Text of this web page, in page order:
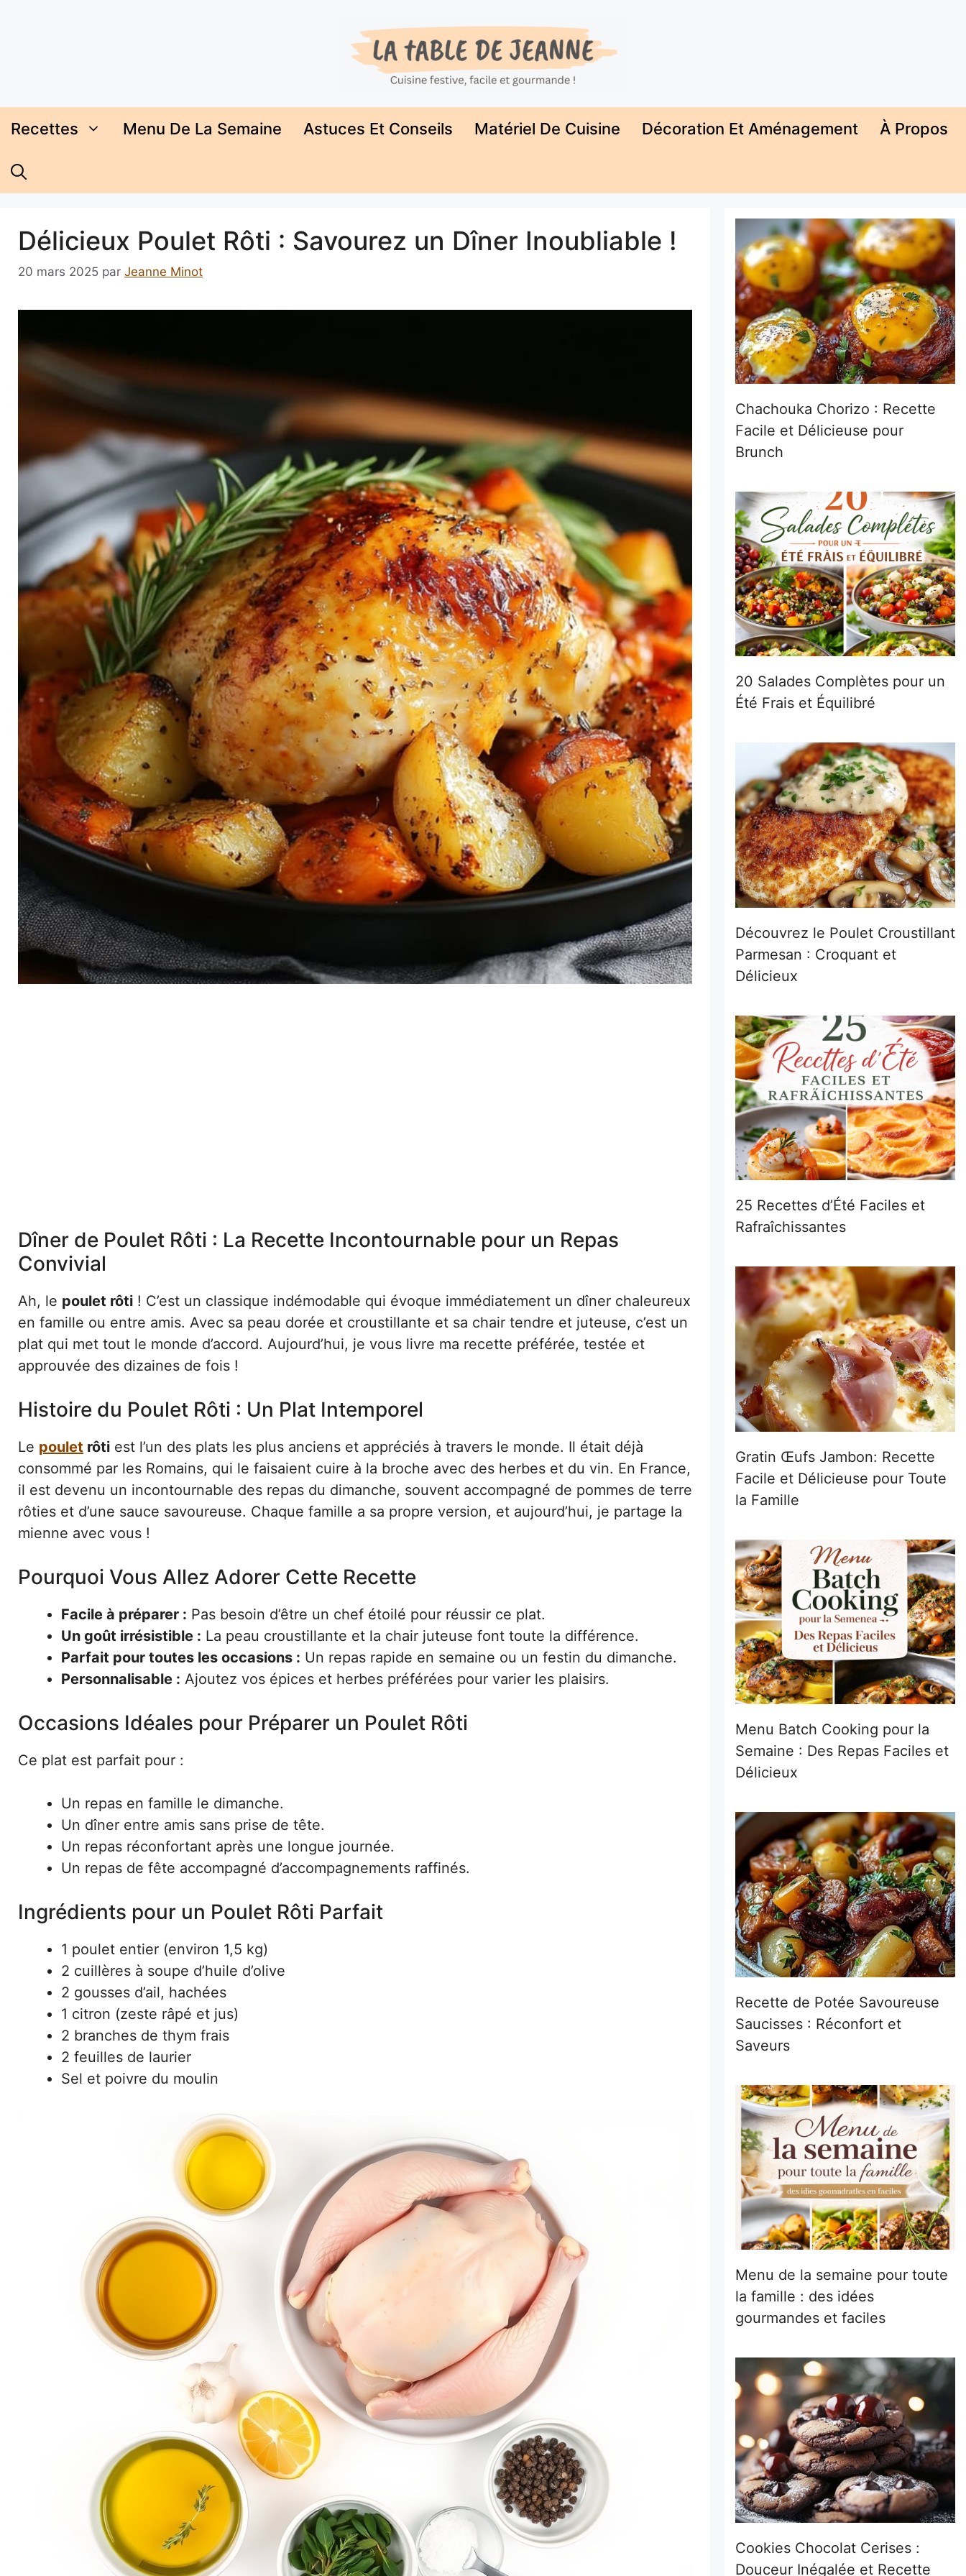
Recettes Menu De La Semaine Astuces Et Conseils Matériel De Cuisine Décoration Et Aménagement À Propos
Délicieux Poulet Rôti : Savourez un Dîner Inoubliable !
20 mars 2025 par Jeanne Minot
Dîner de Poulet Rôti : La Recette Incontournable pour un Repas
Convivial
Ah, le poulet rôti ! C’est un classique indémodable qui évoque immédiatement un dîner chaleureux
en famille ou entre amis. Avec sa peau dorée et croustillante et sa chair tendre et juteuse, c’est un
plat qui met tout le monde d’accord. Aujourd’hui, je vous livre ma recette préférée, testée et
approuvée des dizaines de fois !
Histoire du Poulet Rôti : Un Plat Intemporel
Le poulet rôti est l’un des plats les plus anciens et appréciés à travers le monde. Il était déjà
consommé par les Romains, qui le faisaient cuire à la broche avec des herbes et du vin. En France,
il est devenu un incontournable des repas du dimanche, souvent accompagné de pommes de terre
rôties et d’une sauce savoureuse. Chaque famille a sa propre version, et aujourd’hui, je partage la
mienne avec vous !
Pourquoi Vous Allez Adorer Cette Recette
Facile à préparer : Pas besoin d’être un chef étoilé pour réussir ce plat.
Un goût irrésistible : La peau croustillante et la chair juteuse font toute la différence.
Parfait pour toutes les occasions : Un repas rapide en semaine ou un festin du dimanche.
Personnalisable : Ajoutez vos épices et herbes préférées pour varier les plaisirs.
Occasions Idéales pour Préparer un Poulet Rôti
Ce plat est parfait pour :
Un repas en famille le dimanche.
Un dîner entre amis sans prise de tête.
Un repas réconfortant après une longue journée.
Un repas de fête accompagné d’accompagnements raffinés.
Ingrédients pour un Poulet Rôti Parfait
1 poulet entier (environ 1,5 kg)
2 cuillères à soupe d’huile d’olive
2 gousses d’ail, hachées
1 citron (zeste râpé et jus)
2 branches de thym frais
2 feuilles de laurier
Sel et poivre du moulin
Chachouka Chorizo : Recette
Facile et Délicieuse pour
Brunch
20 Salades Complètes pour un
Été Frais et Équilibré
Découvrez le Poulet Croustillant
Parmesan : Croquant et
Délicieux
25 Recettes d’Été Faciles et
Rafraîchissantes
Gratin Œufs Jambon: Recette
Facile et Délicieuse pour Toute
la Famille
Menu Batch Cooking pour la
Semaine : Des Repas Faciles et
Délicieux
Recette de Potée Savoureuse
Saucisses : Réconfort et
Saveurs
Menu de la semaine pour toute
la famille : des idées
gourmandes et faciles
Cookies Chocolat Cerises :
Douceur Inégalée et Recette